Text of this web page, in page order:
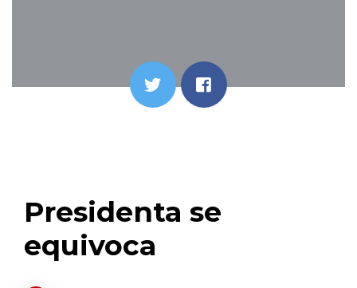
Presidenta se
equivoca